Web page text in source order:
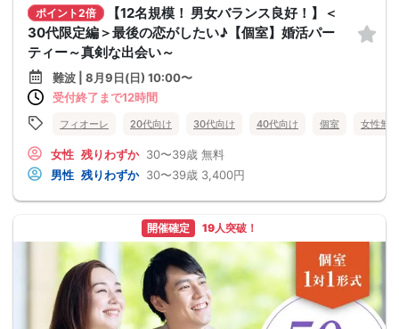
ポイント2倍
【12名規模！ 男女バランス良好！】＜
30代限定編＞最後の恋がしたい♪【個室】婚活パー
ティー～真剣な出会い～
難波 | 8月9日(日) 10:00〜
受付終了まで12時間
フィオーレ 20代向け 30代向け 40代向け 個室 女性無料
女性 残りわずか 30〜39歳 無料
男性 残りわずか 30〜39歳 3,400円
開催確定 19人突破！